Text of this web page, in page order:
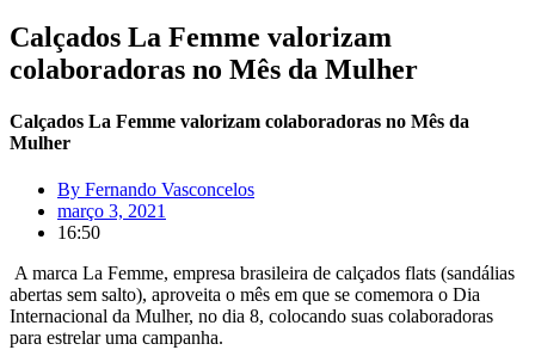
Calçados La Femme valorizam
colaboradoras no Mês da Mulher
Calçados La Femme valorizam colaboradoras no Mês da
Mulher
By Fernando Vasconcelos
março 3, 2021
16:50
A marca La Femme, empresa brasileira de calçados flats (sandálias
abertas sem salto), aproveita o mês em que se comemora o Dia
Internacional da Mulher, no dia 8, colocando suas colaboradoras
para estrelar uma campanha.